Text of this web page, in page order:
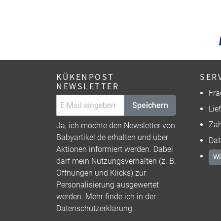
KÜKENPOST
NEWSLETTER
Speichern
Ja, ich möchte den Newsletter von
Babyartikel.de erhalten und über
Aktionen informiert werden. Dabei
darf mein Nutzungsverhalten (z. B.
Öffnungen und Klicks) zur
Personalisierung ausgewertet
werden. Mehr finde ich in der
Datenschutzerklärung.